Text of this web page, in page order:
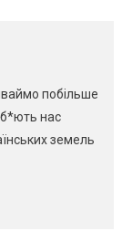
побільше
нас
земель